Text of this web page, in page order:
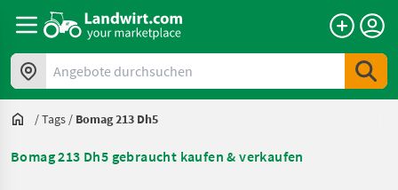
Angebote durchsuchen
/Tags / Bomag 213 Dh5
Bomag 213 Dh5 gebraucht kaufen & verkaufen